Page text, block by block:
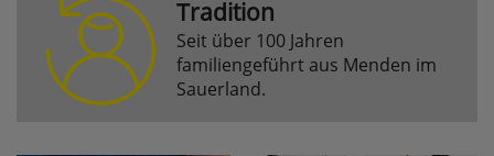
Tradition
Seit über 100 Jahren
familiengeführt aus Menden im
Sauerland.
Komfortfunktionen